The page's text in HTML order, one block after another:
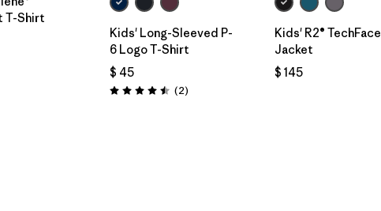
T-Shirt
Kids' Long-Sleeved P-
6 Logo T-Shirt
$ 45
Valoración: 4.5 / 5
(2Comentarios
)
Kids' R2® TechFace
Jacket
$ 145